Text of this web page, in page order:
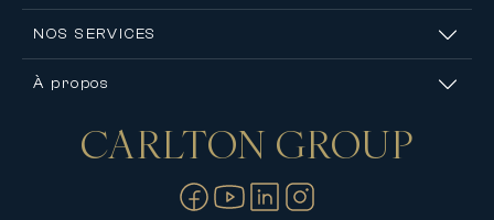
NOS SERVICES
À propos
Nous contacter
CARLTON GROUP